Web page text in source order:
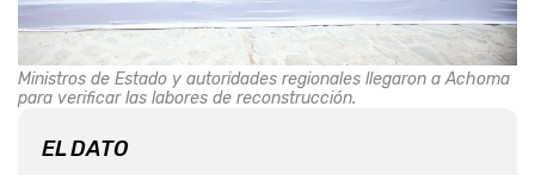
Ministros de Estado y autoridades regionales llegaron a Achoma
para verificar las labores de reconstrucción.
EL DATO